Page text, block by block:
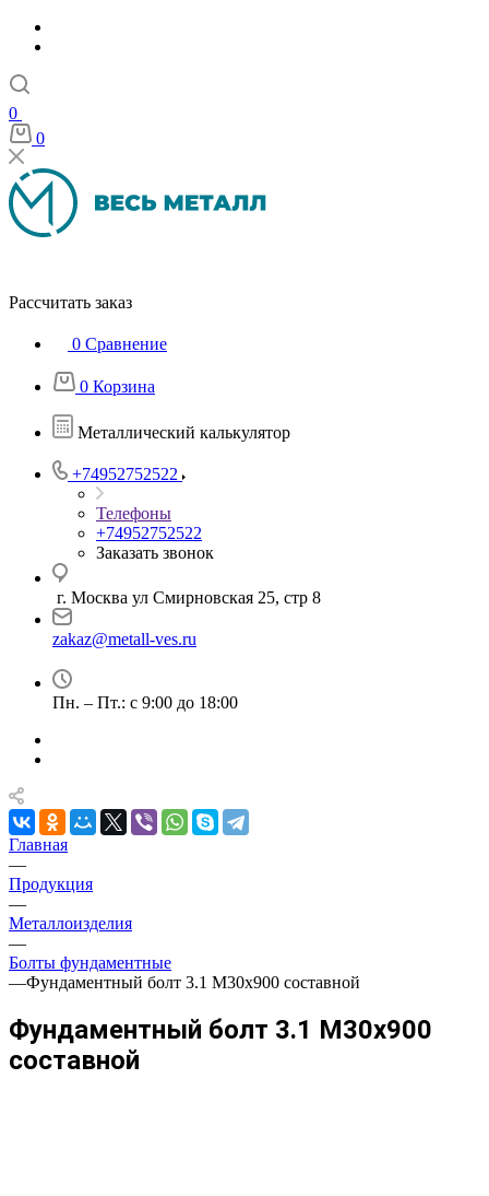
0
0
Рассчитать заказ
0 Сравнение
0 Корзина
Металлический калькулятор
+74952752522
Телефоны
+74952752522
Заказать звонок
г. Москва ул Смирновская 25, стр 8
zakaz@metall-ves.ru
Пн. – Пт.: с 9:00 до 18:00
Главная
—
Продукция
—
Металлоизделия
—
Болты фундаментные
—Фундаментный болт 3.1 М30х900 составной
Фундаментный болт 3.1 М30х900
составной